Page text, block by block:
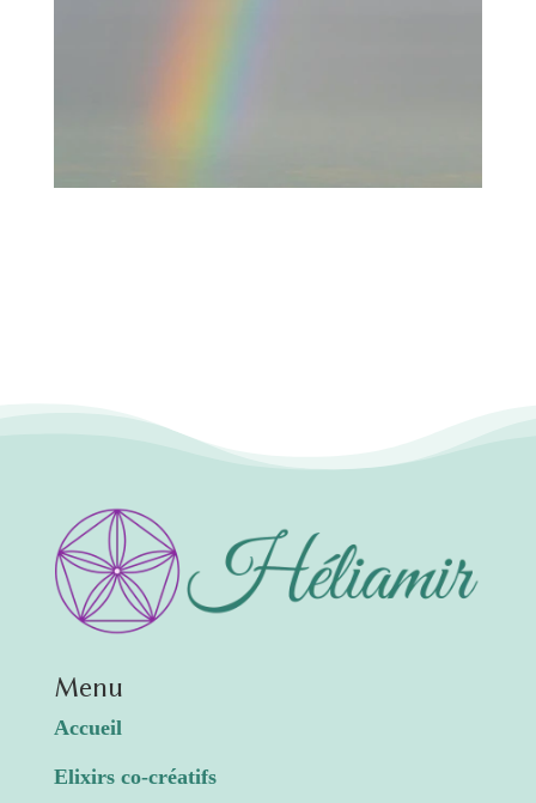
Menu
Accueil
Elixirs co-créatifs